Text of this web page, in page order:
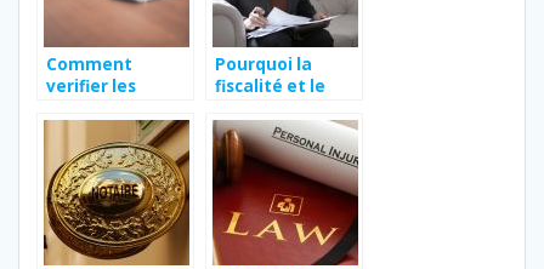
Comment
verifier les
Pourquoi la
fiscalité et le
?